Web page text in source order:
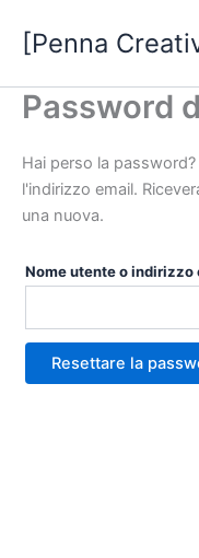
[Penna
Password
Hai perso la
l'indirizzo email.
una nuova.
Nome utente o indirizzo
Resettare la